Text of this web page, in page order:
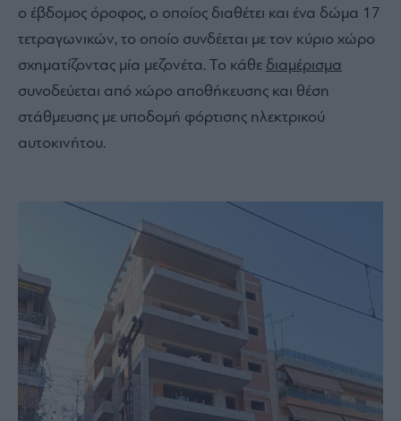
ο έβδομος όροφος, ο οποίος διαθέτει και ένα δώμα 17
τετραγωνικών, το οποίο συνδέεται με τον κύριο χώρο
σχηματίζοντας μία μεζονέτα. Το κάθε διαμέρισμα
συνοδεύεται από χώρο αποθήκευσης και θέση
στάθμευσης με υποδομή φόρτισης ηλεκτρικού
αυτοκινήτου.